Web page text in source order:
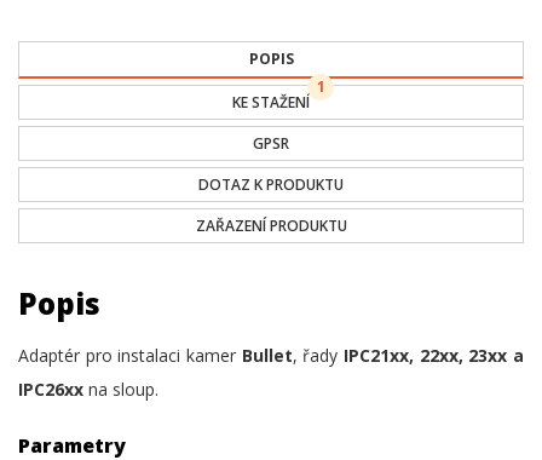
POPIS
KE STAŽENÍ
1
GPSR
DOTAZ K PRODUKTU
ZAŘAZENÍ PRODUKTU
Popis
Adaptér pro instalaci kamer Bullet, řady IPC21xx, 22xx, 23xx a
IPC26xx na sloup.
Parametry